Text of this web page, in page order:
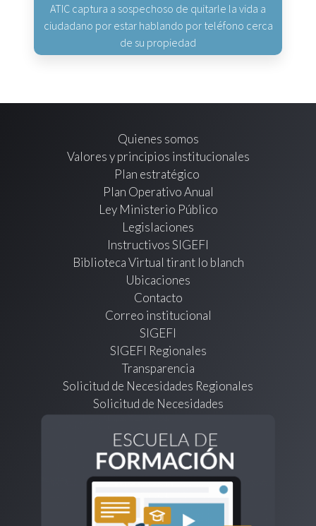
ATIC captura a sospechoso de quitarle la vida a
ciudadano por estar hablando por teléfono cerca
de su propiedad
Quienes somos
Valores y principios institucionales
Plan estratégico
Plan Operativo Anual
Ley Ministerio Público
Legislaciones
Instructivos SIGEFI
Biblioteca Virtual tirant lo blanch
Ubicaciones
Contacto
Correo institucional
SIGEFI
SIGEFI Regionales
Transparencia
Solicitud de Necesidades Regionales
Solicitud de Necesidades